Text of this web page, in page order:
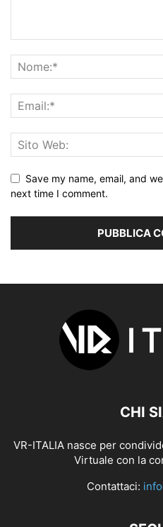
Save my name, email, and
next time I comment.
CHI
VR-ITALIA nasce per
Virtuale con la
Contattaci: